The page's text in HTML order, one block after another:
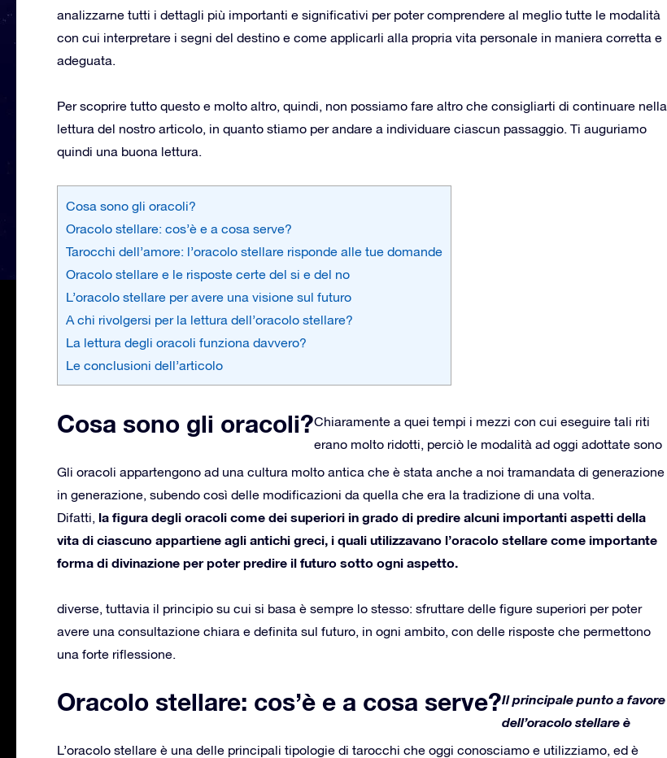
analizzarne tutti i dettagli più importanti e significativi per poter comprendere al meglio tutte le modalità
con cui interpretare i segni del destino e come applicarli alla propria vita personale in maniera corretta e
adeguata.
Per scoprire tutto questo e molto altro, quindi, non possiamo fare altro che consigliarti di continuare nella
lettura del nostro articolo, in quanto stiamo per andare a individuare ciascun passaggio. Ti auguriamo
quindi una buona lettura.
Cosa sono gli oracoli?
Oracolo stellare: cos’è e a cosa serve?
Tarocchi dell’amore: l’oracolo stellare risponde alle tue domande
Oracolo stellare e le risposte certe del si e del no
L’oracolo stellare per avere una visione sul futuro
A chi rivolgersi per la lettura dell’oracolo stellare?
La lettura degli oracoli funziona davvero?
Le conclusioni dell’articolo
Cosa sono gli oracoli?
Gli oracoli appartengono ad una cultura molto antica che è stata anche a noi tramandata di generazione
in generazione, subendo così delle modificazioni da quella che era la tradizione di una volta.
Difatti, la figura degli oracoli come dei superiori in grado di predire alcuni importanti aspetti della
vita di ciascuno appartiene agli antichi greci, i quali utilizzavano l’oracolo stellare come importante
forma di divinazione per poter predire il futuro sotto ogni aspetto.
Chiaramente a quei tempi i mezzi con cui eseguire tali riti
erano molto ridotti, perciò le modalità ad oggi adottate sono
diverse, tuttavia il principio su cui si basa è sempre lo stesso: sfruttare delle figure superiori per poter
avere una consultazione chiara e definita sul futuro, in ogni ambito, con delle risposte che permettono
una forte riflessione.
Oracolo stellare: cos’è e a cosa serve?
L’oracolo stellare è una delle principali tipologie di tarocchi che oggi conosciamo e utilizziamo, ed è
Il principale punto a favore
dell’oracolo stellare è